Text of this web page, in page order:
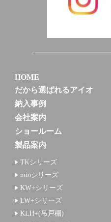
HOME
だから選ばれるアイオ
納入事例
会社案内
ショールーム
製品案内
TKシリーズ
mioシリーズ
KW+シリーズ
LW+シリーズ
KLH+(吊戸棚)